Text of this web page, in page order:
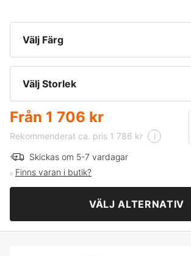
Välj Färg
Välj Storlek
C44
C46
C48
C50
Från 1 706 kr
Rekommenderat ca. pris 1 786 kr i
Skickas om 5-7 vardagar
Finns varan i butik?
VÄLJ ALTERNATIV